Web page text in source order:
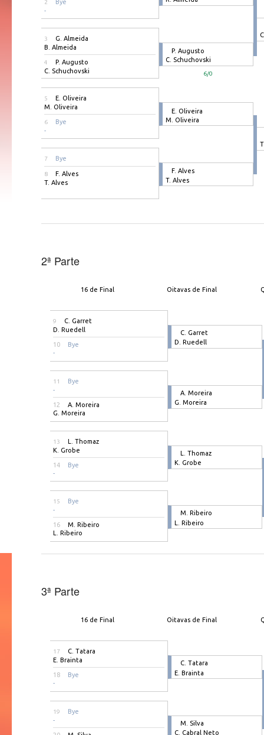
2
Bye
-
3
G. Almeida
B. Almeida
4
P. Augusto
C. Schuchovski
P. Augusto
C. Schuchovski
6/0
5
E. Oliveira
M. Oliveira
6
Bye
-
E. Oliveira
M. Oliveira
7 Bye
8
F. Alves
T. Alves
F. Alves
T. Alves
2ª Parte
16 de Final Oitavas de Final
9
C. Garret
D. Ruedell
10
Bye
-
C. Garret
D. Ruedell
11
Bye
-
12
A. Moreira
G. Moreira
A. Moreira
G. Moreira
13
L. Thomaz
K. Grobe
14
Bye
-
L. Thomaz
K. Grobe
15
Bye
-
16
M. Ribeiro
L. Ribeiro
M. Ribeiro
L. Ribeiro
3ª Parte
16 de Final Oitavas de Final
17
C. Tatara
E. Brainta
18
Bye
-
C. Tatara
E. Brainta
19
Bye
-
M. Silva
C. Cabral Neto